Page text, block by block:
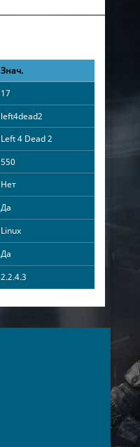
Знач.
17
left4dead2
Left 4 Dead 2
550
Нет
Да
Linux
Да
2.2.4.3